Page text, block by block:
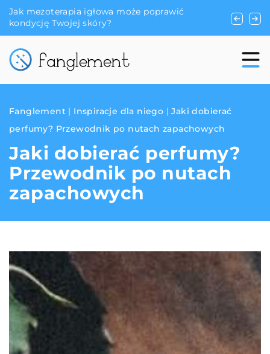
poprawić
Jak wybrać idealną kreację na ślub
bajkowymi opowieściami?
Fanglement | Inspiracje dla niego |Jaki dobierać
perfumy? Przewodnik po nutach zapachowych
Jaki dobierać perfumy?
Przewodnik po nutach
zapachowych